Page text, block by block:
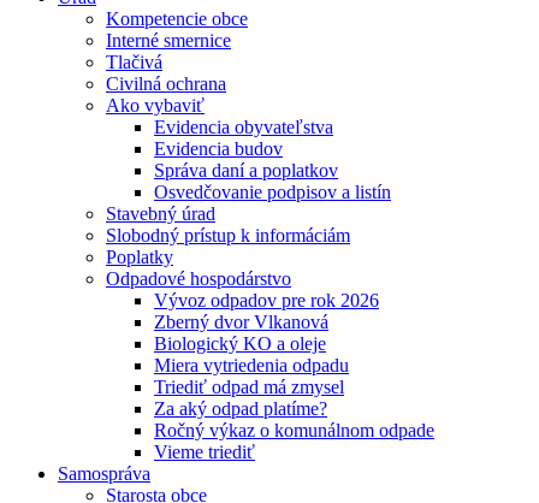
Kompetencie obce
Interné smernice
Tlačivá
Civilná ochrana
Ako vybaviť
Evidencia obyvateľstva
Evidencia budov
Správa daní a poplatkov
Osvedčovanie podpisov a listín
Stavebný úrad
Slobodný prístup k informáciám
Poplatky
Odpadové hospodárstvo
Vývoz odpadov pre rok 2026
Zberný dvor Vlkanová
Biologický KO a oleje
Miera vytriedenia odpadu
Triediť odpad má zmysel
Za aký odpad platíme?
Ročný výkaz o komunálnom odpade
Vieme triediť
Samospráva
Starosta obce